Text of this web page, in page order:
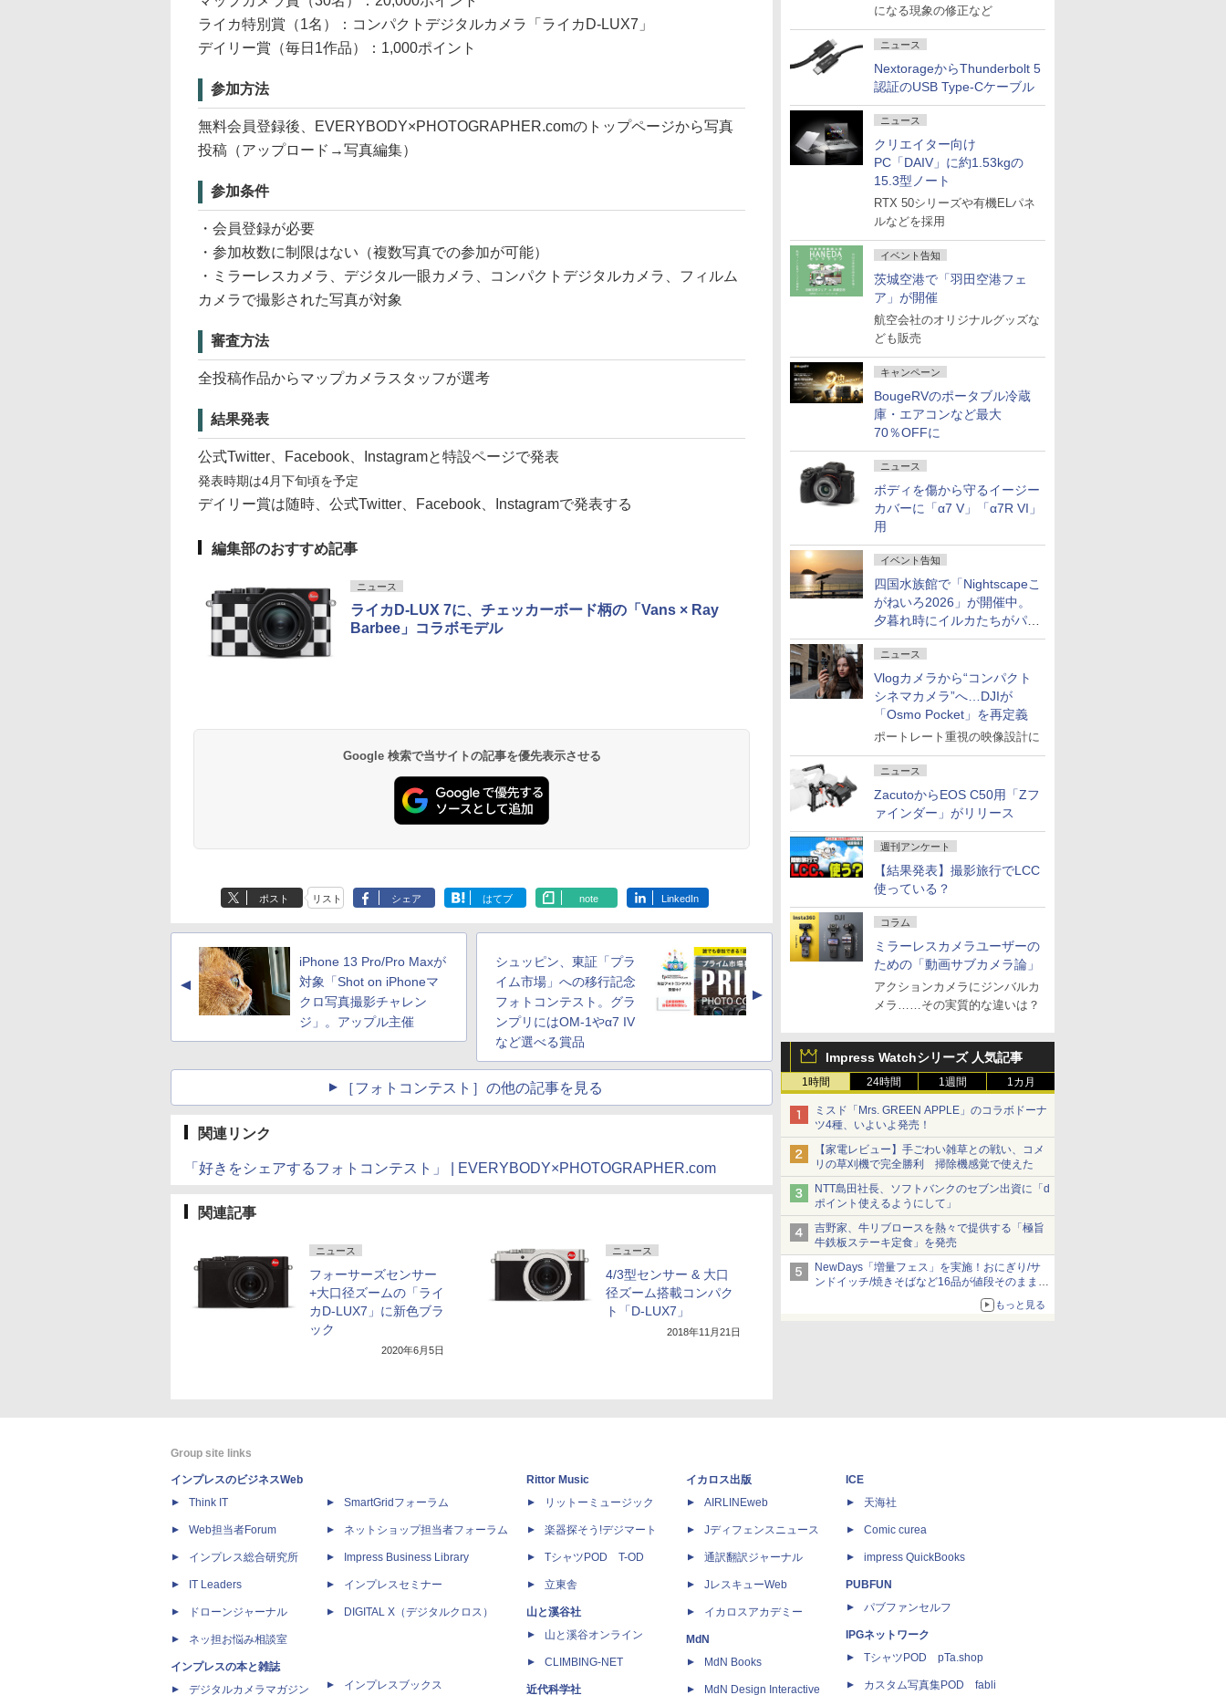
になる現象の修正など
ニュース
NextorageからThunderbolt 5
認証のUSB Type-Cケーブル
ニュース
クリエイター向け
PC「DAIV」に約1.53kgの
15.3型ノート
RTX 50シリーズや有機ELパネ
ルなどを採用
イベント告知
茨城空港で「羽田空港フェ
ア」が開催
航空会社のオリジナルグッズな
ども販売
キャンペーン
BougeRVのポータブル冷蔵
庫・エアコンなど最大
70％OFFに
ニュース
ボディを傷から守るイージー
カバーに「α7 V」「α7R VI」
用
イベント告知
四国水族館で「Nightscapeこ
がねいろ2026」が開催中。
夕暮れ時にイルカたちがパフ
ォーマンスを繰り広げる
ニュース
Vlogカメラから“コンパクト
シネマカメラ”へ…DJIが
「Osmo Pocket」を再定義
ポートレート重視の映像設計に
ニュース
ZacutoからEOS C50用「Zフ
ァインダー」がリリース
週刊アンケート
【結果発表】撮影旅行でLCC
使っている？
コラム
ミラーレスカメラユーザーの
ための「動画サブカメラ論」
アクションカメラにジンバルカ
メラ……その実質的な違いは？
Impress Watchシリーズ 人気記事
1時間 24時間 1週間 1カ月
ミスド「Mrs. GREEN APPLE」のコラボドーナ
ツ4種、いよいよ発売！
【家電レビュー】手ごわい雑草との戦い、コメ
リの草刈機で完全勝利 掃除機感覚で使えた
NTT島田社長、ソフトバンクのセブン出資に「d
ポイント使えるようにして」
吉野家、牛リブロースを熱々で提供する「極旨
牛鉄板ステーキ定食」を発売
NewDays「増量フェス」を実施！おにぎり/サ
ンドイッチ/焼きそばなど16品が値段そのままで
もっと見る
ライカ特別賞（1名）：コンパクトデジタルカメラ「ライカD-LUX7」
デイリー賞（毎日1作品）：1,000ポイント
参加方法
無料会員登録後、EVERYBODY×PHOTOGRAPHER.comのトップページから写真
投稿（アップロード→写真編集）
参加条件
・会員登録が必要
・参加枚数に制限はない（複数写真での参加が可能）
・ミラーレスカメラ、デジタル一眼カメラ、コンパクトデジタルカメラ、フィルム
カメラで撮影された写真が対象
審査方法
全投稿作品からマップカメラスタッフが選考
結果発表
公式Twitter、Facebook、Instagramと特設ページで発表
発表時期は4月下旬頃を予定
デイリー賞は随時、公式Twitter、Facebook、Instagramで発表する
編集部のおすすめ記事
ニュース
ライカD-LUX 7に、チェッカーボード柄の「Vans × Ray
Barbee」コラボモデル
Google 検索で当サイトの記事を優先表示させる
ポスト リスト シェア はてブ note LinkedIn
▲
iPhone 13 Pro/Pro Maxが
対象「Shot on iPhoneマ
クロ写真撮影チャレン
ジ」。アップル主催
シュッピン、東証「プラ
イム市場」への移行記念
フォトコンテスト。グラ
ンプリにはOM-1やα7 IV
など選べる賞品
▲
［フォトコンテスト］の他の記事を見る
関連リンク
「好きをシェアするフォトコンテスト」 | EVERYBODY×PHOTOGRAPHER.com
関連記事
ニュース
フォーサーズセンサー
+大口径ズームの「ライ
カD-LUX7」に新色ブラ
ック
2020年6月5日
ニュース
4/3型センサー & 大口
径ズーム搭載コンパク
ト「D-LUX7」
2018年11月21日
Group site links
インプレスのビジネスWeb
Think IT
Web担当者Forum
インプレス総合研究所
IT Leaders
ドローンジャーナル
ネッ担お悩み相談室
インプレスの本と雑誌
デジタルカメラマガジン
SmartGridフォーラム
ネットショップ担当者フォーラム
Impress Business Library
インプレスセミナー
DIGITAL X（デジタルクロス）
インプレスブックス
Rittor Music
リットーミュージック
楽器探そう!デジマート
TシャツPOD T-OD
立東舎
山と溪谷社
山と溪谷オンライン
CLIMBING-NET
近代科学社
イカロス出版
AIRLINEweb
Jディフェンスニュース
通訳翻訳ジャーナル
JレスキューWeb
イカロスアカデミー
MdN
MdN Books
MdN Design Interactive
ICE
天海社
Comic curea
impress QuickBooks
PUBFUN
パブファンセルフ
IPGネットワーク
TシャツPOD pTa.shop
カスタム写真集POD fabli